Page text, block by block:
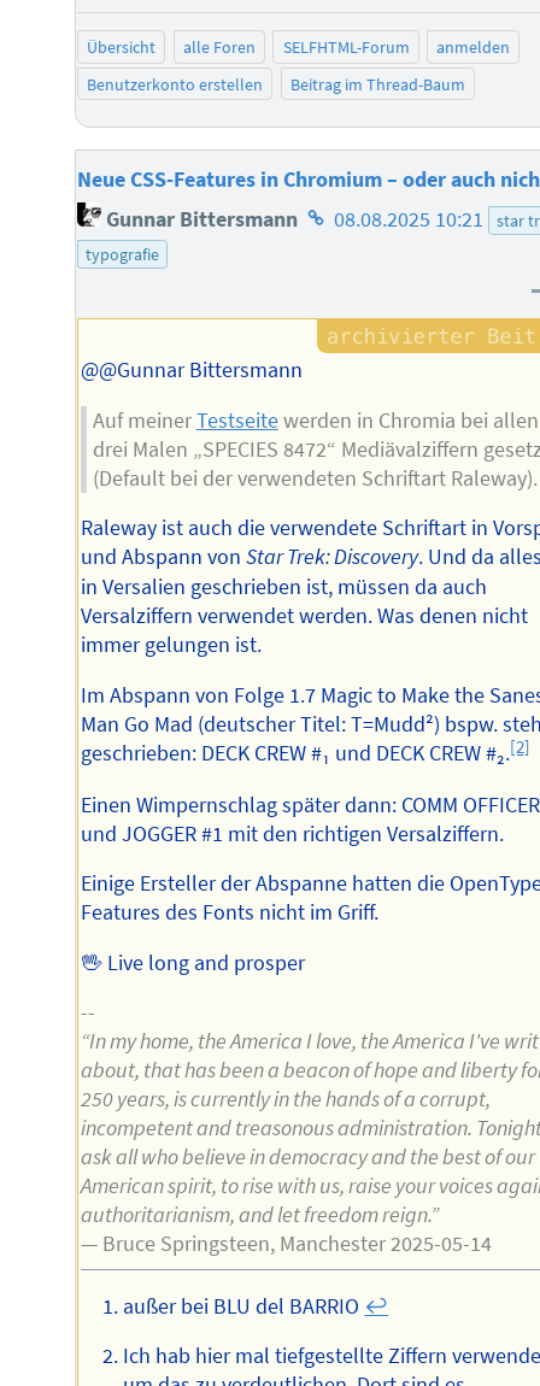
Übersicht alle Foren SELFHTML-Forum
anmelden
Benutzerkonto erstellen
Beitrag im Thread-Baum
Neue CSS-Features in Chromium – oder auch
Gunnar Bittersmann Homepage
08.08.2025 10:21
star
typografie
@@Gunnar Bittersmann
Auf meinerTestseitewerden in Chromia bei allen
drei Malen „SPECIES 8472“ Mediävalziffern
(Default bei der verwendeten Schriftart Raleway).
Raleway ist auch die verwendete Schriftart in
und Abspann vonStar Trek: Discovery. Und da
in Versalien geschrieben ist, müssen da auch
Versalziffern verwendet werden. Was denen nicht
immer gelungen ist.
Im Abspann von Folge 1.7 Magic to Make the
Man Go Mad (deutscher Titel: T=Mudd²) bspw.
geschrieben: DECK CREW #₁ und DECK CREW #₂.[2]
Einen Wimpernschlag später dann: COMM
und JOGGER #1 mit den richtigen Versalziffern.
Einige Ersteller der Abspanne hatten die
Features des Fonts nicht im Griff.
🖖 Live long and prosper
--
“In my home, the America I love, the America I've
about, that has been a beacon of hope and liberty
250 years, is currently in the hands of a corrupt,
incompetent and treasonous administration.
ask all who believe in democracy and the best of our
American spirit, to rise with us, raise your voices
authoritarianism, and let freedom reign.”
— Bruce Springsteen, Manchester 2025-05-14
außer bei BLU del BARRIO ↩︎
Ich hab hier mal tiefgestellte Ziffern